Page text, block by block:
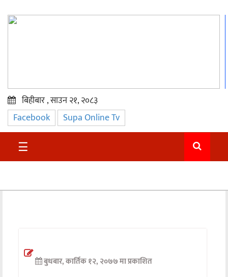
प्रमुख
समाचार
सुदुर
अन्तर्वार्ता
बिहीबार , साउन २१, २०८३
Facebook Supa Online Tv
☰
बुधबार, कार्तिक १२, २०७७ मा प्रकाशित